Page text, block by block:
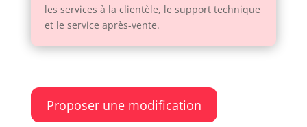
les services à la clientèle, le support technique
et le service après-vente.
Proposer une modification